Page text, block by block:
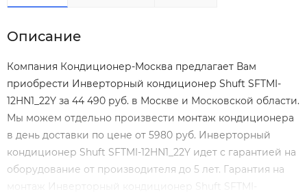
Описание
Компания Кондиционер-Москва предлагает Вам
приобрести Инверторный кондиционер Shuft SFTMI-
12HN1_22Y за 44 490 руб. в Москве и Московской области.
Мы можем отдельно произвести монтаж кондиционера
в день доставки по цене от 5980 руб. Инверторный
кондиционер Shuft SFTMI-12HN1_22Y идет с гарантией на
оборудование от производителя до 5 лет. Гарантия на
монтаж Инверторный кондиционер Shuft SFTMI-